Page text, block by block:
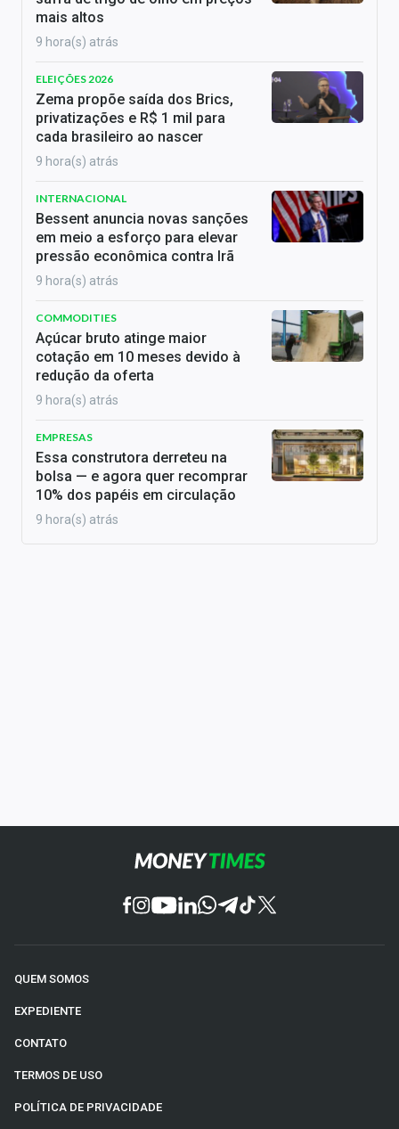
mais altos
9 hora(s) atrás
ELEIÇÕES 2026
Zema propõe saída dos Brics,
privatizações e R$ 1 mil para
cada brasileiro ao nascer
9 hora(s) atrás
INTERNACIONAL
Bessent anuncia novas sanções
em meio a esforço para elevar
pressão econômica contra Irã
9 hora(s) atrás
COMMODITIES
Açúcar bruto atinge maior
cotação em 10 meses devido à
redução da oferta
9 hora(s) atrás
EMPRESAS
Essa construtora derreteu na
bolsa — e agora quer recomprar
10% dos papéis em circulação
9 hora(s) atrás
QUEM SOMOS
EXPEDIENTE
CONTATO
TERMOS DE USO
POLÍTICA DE PRIVACIDADE